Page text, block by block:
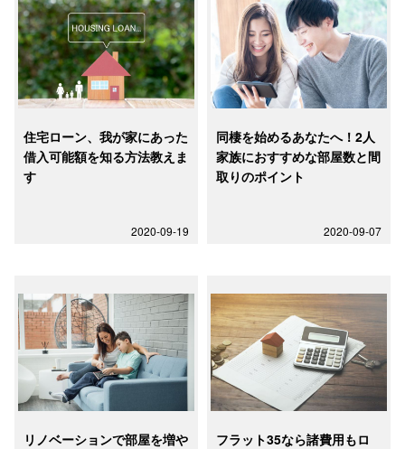
住宅ローン、我が家にあった
借入可能額を知る方法教えま
す
2020-09-19
同棲を始めるあなたへ！2人
家族におすすめな部屋数と間
取りのポイント
2020-09-07
リノベーションで部屋を増や
フラット35なら諸費用もロ